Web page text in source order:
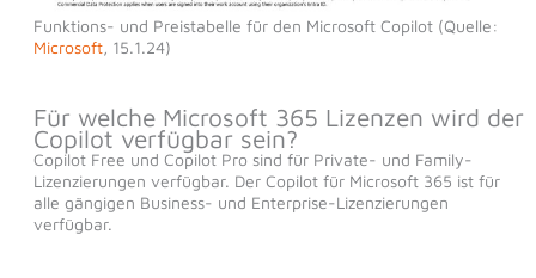
Funktions- und Preistabelle für den Microsoft Copilot (Quelle:
Microsoft, 15.1.24)
Für welche Microsoft 365 Lizenzen wird der
Copilot verfügbar sein?
Copilot Free und Copilot Pro sind für Private- und Family-
Lizenzierungen verfügbar. Der Copilot für Microsoft 365 ist für
alle gängigen Business- und Enterprise-Lizenzierungen
verfügbar.